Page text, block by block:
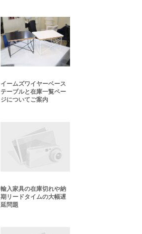
イームズワイヤーベース
テーブルと在庫一覧ペー
ジについてご案内
輸入家具の在庫切れや納
期リードタイムの大幅遅
延問題